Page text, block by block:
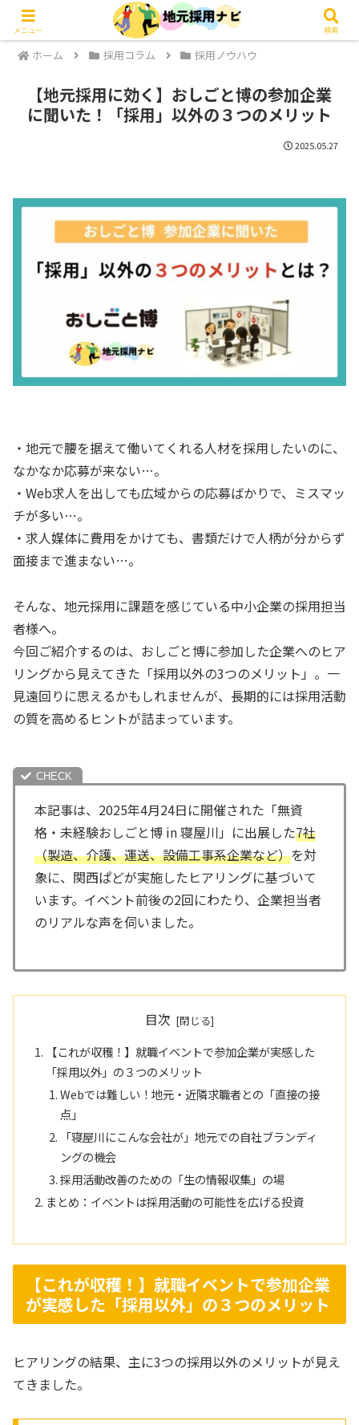
ホーム 採用コラム 採用ノウハウ
【地元採用に効く】おしごと博の参加企業
に聞いた！「採用」以外の３つのメリット
2025.05.27
・地元で腰を据えて働いてくれる人材を採用したいのに、
なかなか応募が来ない…。
・Web求人を出しても広域からの応募ばかりで、ミスマッ
チが多い…。
・求人媒体に費用をかけても、書類だけで人柄が分からず
面接まで進まない…。
そんな、地元採用に課題を感じている中小企業の採用担当
者様へ。
今回ご紹介するのは、おしごと博に参加した企業へのヒア
リングから見えてきた「採用以外の3つのメリット」。一
見遠回りに思えるかもしれませんが、長期的には採用活動
の質を高めるヒントが詰まっています。
本記事は、2025年4月24日に開催された「無資
格・未経験おしごと博 in 寝屋川」に出展した7社
（製造、介護、運送、設備工事系企業など）を対
象に、関西ぱどが実施したヒアリングに基づいて
います。イベント前後の2回にわたり、企業担当者
のリアルな声を伺いました。
目次
【これが収穫！】就職イベントで参加企業が実感した
「採用以外」の３つのメリット
Webでは難しい！地元・近隣求職者との「直接の接
点」
「寝屋川にこんな会社が」地元での自社ブランディ
ングの機会
採用活動改善のための「生の情報収集」の場
まとめ：イベントは採用活動の可能性を広げる投資
【これが収穫！】就職イベントで参加企業
が実感した「採用以外」の３つのメリット
ヒアリングの結果、主に3つの採用以外のメリットが見え
てきました。
メニュー 検索